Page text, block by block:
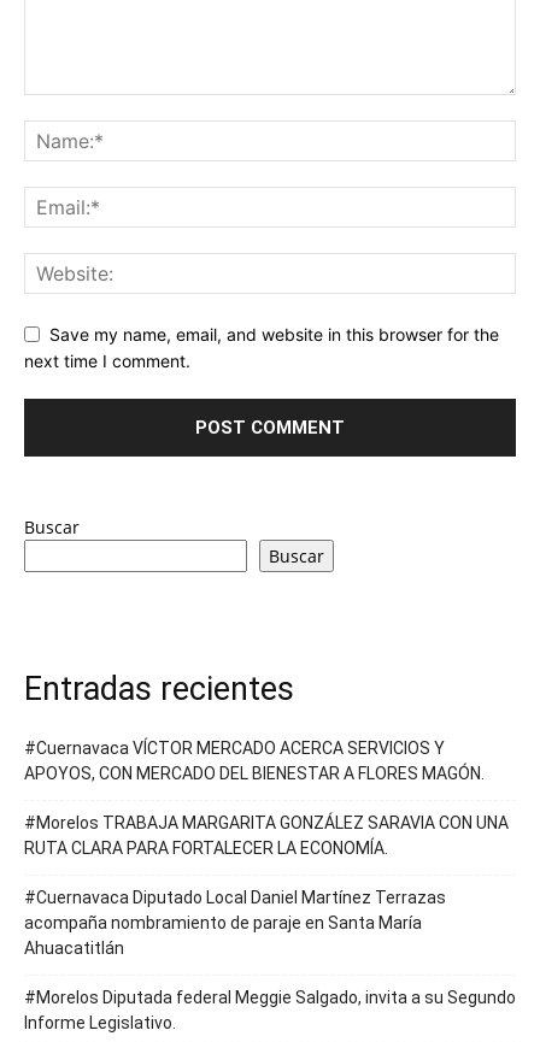
Save my name, email, and website in this browser for the
next time I comment.
Buscar
Buscar
Entradas recientes
#Cuernavaca VÍCTOR MERCADO ACERCA SERVICIOS Y
APOYOS, CON MERCADO DEL BIENESTAR A FLORES MAGÓN.
#Morelos TRABAJA MARGARITA GONZÁLEZ SARAVIA CON UNA
RUTA CLARA PARA FORTALECER LA ECONOMÍA.
#Cuernavaca Diputado Local Daniel Martínez Terrazas
acompaña nombramiento de paraje en Santa María
Ahuacatitlán
#Morelos Diputada federal Meggie Salgado, invita a su Segundo
Informe Legislativo.